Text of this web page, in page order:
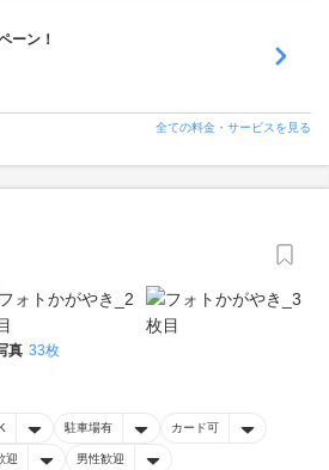
ーン！
全ての料金・サービスを見る
真 33枚
駐車場有 カード可
迎 男性歓迎